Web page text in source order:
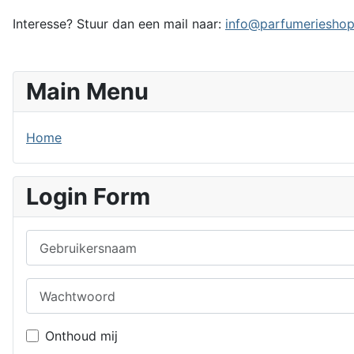
Interesse? Stuur dan een mail naar:
Main Menu
Home
Login Form
Onthoud mij